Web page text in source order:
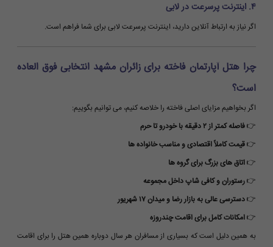
۴. اینترنت پرسرعت در لابی
اگر نیاز به ارتباط آنلاین دارید، اینترنت پرسرعت لابی برای شما فراهم است.
چرا هتل آپارتمان فاخته برای زائران مشهد انتخابی فوق العاده
است؟
اگر بخواهیم مزایای اصلی فاخته را خلاصه کنیم، می توانیم بگوییم:
👉فاصله کمتر از ۲ دقیقه با خودرو تا حرم
👉قیمت کاملاً اقتصادی و مناسب خانواده ها
👉اتاق های بزرگ برای گروه ها
👉رستوران و کافی شاپ داخل مجموعه
👉دسترسی عالی به بازار رضا و میدان ۱۷ شهریور
👉امکانات کامل برای اقامت چندروزه
به همین دلیل است که بسیاری از مسافران هر سال دوباره همین هتل را برای اقامت